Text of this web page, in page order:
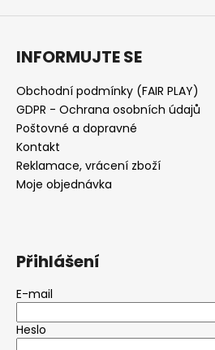
INFORMUJTE SE
Obchodní podmínky (FAIR PLAY)
GDPR - Ochrana osobních údajů
Poštovné a dopravné
Kontakt
Reklamace, vrácení zboží
Moje objednávka
Přihlášení
E-mail
Heslo